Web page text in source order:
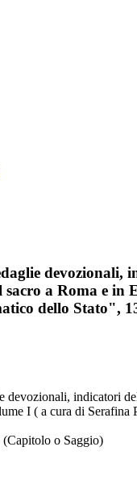
devozionali,
a Roma e in
dello Stato",
devozionali, indicatori
I ( a cura di
o Saggio)